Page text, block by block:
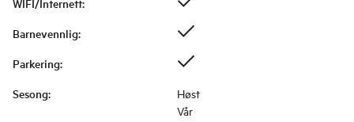
WIFI/Internett:
Barnevennlig:
Parkering:
Sesong:
Høst
Vår